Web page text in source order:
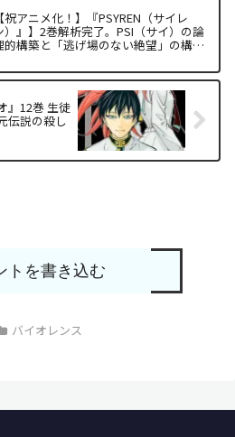
【祝アニメ化！】『PSYREN（サイレ
）』】2巻解析完了。PSI（サイ）の論
的構築と「逃げ場のない絶望」の構造
』12巻 生徒
伝説の殺し
トを書き込む
バイオレンス